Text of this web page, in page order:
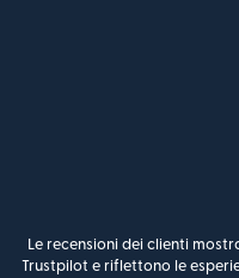
Le recensioni dei clienti
Trustpilot e riflettono le